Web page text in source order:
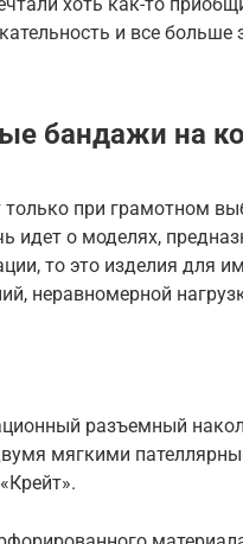
и все больше
бандажи на
при грамотном
идет о моделях,
то это изделия для
неравномерной
разъемный
мягкими